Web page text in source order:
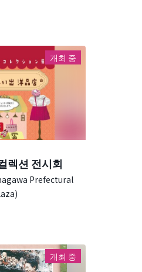
개최 중
렉션 전시회
Prefectural
개최 중